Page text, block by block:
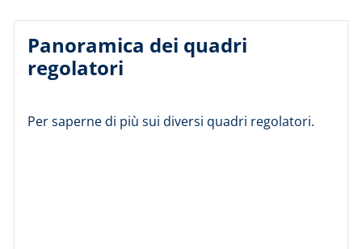
Panoramica dei quadri
regolatori
Per saperne di più sui diversi quadri regolatori.